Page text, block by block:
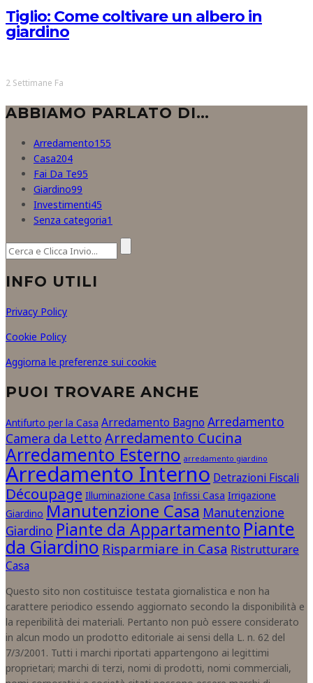
Tiglio: Come coltivare un albero in
giardino
2 Settimane Fa
ABBIAMO PARLATO DI…
Arredamento155
Casa204
Fai Da Te95
Giardino99
Investimenti45
Senza categoria1
INFO UTILI
Privacy Policy
Cookie Policy
Aggiorna le preferenze sui cookie
PUOI TROVARE ANCHE
Antifurto per la Casa Arredamento Bagno Arredamento
Camera da Letto Arredamento Cucina
Arredamento Esterno arredamento giardino
Arredamento Interno Detrazioni Fiscali
Découpage Illuminazione Casa Infissi Casa Irrigazione
Giardino Manutenzione Casa Manutenzione
Giardino Piante da Appartamento Piante
da Giardino Risparmiare in Casa Ristrutturare
Casa
Questo sito non costituisce testata giornalistica e non ha
carattere periodico essendo aggiornato secondo la disponibilità e
la reperibilità dei materiali. Pertanto non può essere considerato
in alcun modo un prodotto editoriale ai sensi della L. n. 62 del
7/3/2001. Tutti i marchi riportati appartengono ai legittimi
proprietari; marchi di terzi, nomi di prodotti, nomi commerciali,